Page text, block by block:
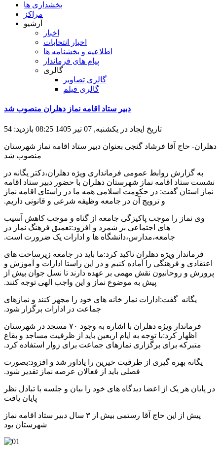
بخشداری ها
مراکز
آرشیو
اخبار
اخبار انتخابات
اطلاعیه و بخشنامه ها
پیام های فرماندار
گالری
گالری تصاویر
گالری فیلم
دبیر ستاد اقامه نماز دهلران منصوب شد
تاریخ ایجاد در یکشنبه, 07 تیر 1405 08:25 بازدید: 54
دهلران- حاج آقا فرشاد گنجی بعنوان دبیر ستاد اقامه نماز شهرستان
منصوب شد
به گزارش روابط عمومی فرمانداری ویژه دهلران،دکتر یگانه در
نشست ستاد اقامه نماز شهرستان دهلران با حضور دبیر ستاد اقامه
نماز استان گفت: در حکومت اسلامی همه ما در راستای اقامه نماز
و ترویج آن در جامعه وظیفه شرعی و قانونی داریم.
وی نماز را موجب پاکیزگی جامعه از گناه و موجب کاهش آسیب
های اجتماعی بر شمرد و افزود:تعمیق فرهنگ نماز در
جامعه،مدارس،دانشگاه ها و ادارات یک ضرورت است.
فرماندار ویژه دهلران تاکید کرد:ما باید در جامعه زیرساخت های
اعتقادی و فرهنگی را آماده کنیم و در این راستا ادارات و آموزش و
پرورش و روحانیون نقش مهمی بر عهده دارند تا نسل جوان بیش از
پیش به موضوع نماز و این واجب الهی توجه کنند.
یگانه گفت:ادارات نماز خانه های خود را مجهز کنند و نمازهای
جماعت در ادارات برگزار شود.
فرماندار ویژه دهلران با اشاره به وجود ۷۰ مسجد در شهرستان
اظهار کرد:با توجه به ایام اربعین باید از ظرفیت مساجد و بقاع
متبرکه برای برگزاری نمازهای جماعت برای زوار استفاده کرد.
یگانه بهره گیری از ظرفیت خیرین را یاداور شد و افزود:بصورت
فصلی باید از فعالان عرصه نماز تقدیر شود.
در پایان هر یک از اعضا دیدگاه های خود را بیان و جلسه با تبادل نظر
پایان یافت
پیش از این حاج آقا رستمی بیش از ۳ سال دبیر ستاد اقامه نماز
شهرستان بود